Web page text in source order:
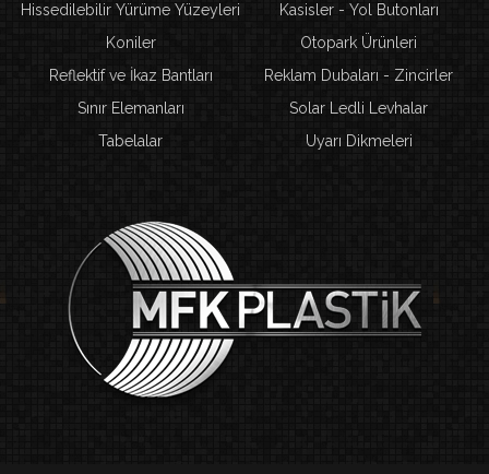
Hissedilebilir Yürüme Yüzeyleri
Kasisler - Yol Butonları
Koniler
Otopark Ürünleri
Reflektif ve İkaz Bantları
Reklam Dubaları - Zincirler
Sınır Elemanları
Solar Ledli Levhalar
Tabelalar
Uyarı Dikmeleri